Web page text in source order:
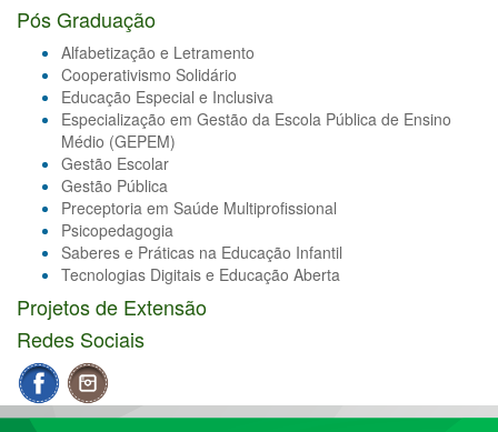
Pós Graduação
Alfabetização e Letramento
Cooperativismo Solidário
Educação Especial e Inclusiva
Especialização em Gestão da Escola Pública de Ensino
Médio (GEPEM)
Gestão Escolar
Gestão Pública
Preceptoria em Saúde Multiprofissional
Psicopedagogia
Saberes e Práticas na Educação Infantil
Tecnologias Digitais e Educação Aberta
Projetos de Extensão
Redes Sociais